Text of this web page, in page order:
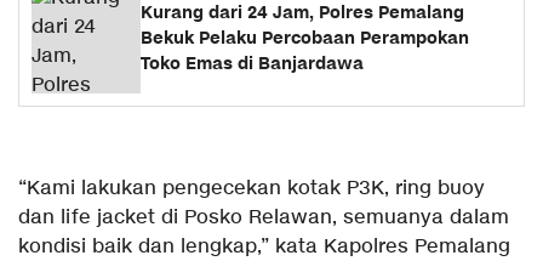
Kurang dari 24 Jam, Polres Pemalang
Bekuk Pelaku Percobaan Perampokan
Toko Emas di Banjardawa
“Kami lakukan pengecekan kotak P3K, ring buoy
dan life jacket di Posko Relawan, semuanya dalam
kondisi baik dan lengkap,” kata Kapolres Pemalang